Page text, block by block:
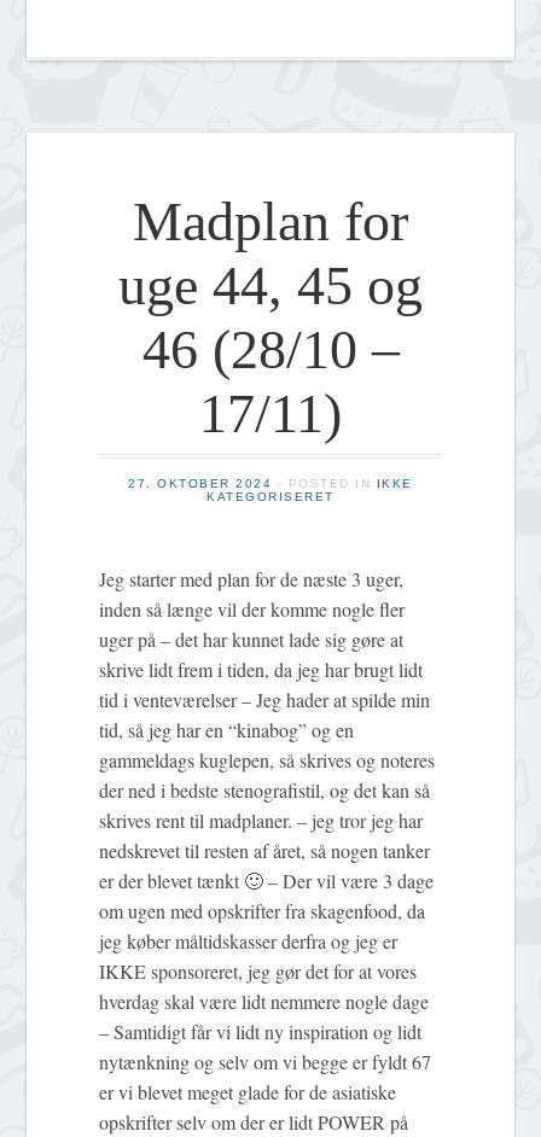
Madplan for
uge 44, 45 og
46 (28/10 –
17/11)
27. OKTOBER 2024 - POSTED IN
IKKE
KATEGORISERET
Jeg starter med plan for de næste 3 uger,
inden så længe vil der komme nogle fler
uger på – det har kunnet lade sig gøre at
skrive lidt frem i tiden, da jeg har brugt lidt
tid i venteværelser – Jeg hader at spilde min
tid, så jeg har en “kinabog” og en
gammeldags kuglepen, så skrives og noteres
der ned i bedste stenografistil, og det kan så
skrives rent til madplaner. – jeg tror jeg har
nedskrevet til resten af året, så nogen tanker
er der blevet tænkt 🙂 – Der vil være 3 dage
om ugen med opskrifter fra skagenfood, da
jeg køber måltidskasser derfra og jeg er
IKKE sponsoreret, jeg gør det for at vores
hverdag skal være lidt nemmere nogle dage
– Samtidigt får vi lidt ny inspiration og lidt
nytænkning og selv om vi begge er fyldt 67
er vi blevet meget glade for de asiatiske
opskrifter selv om der er lidt POWER på